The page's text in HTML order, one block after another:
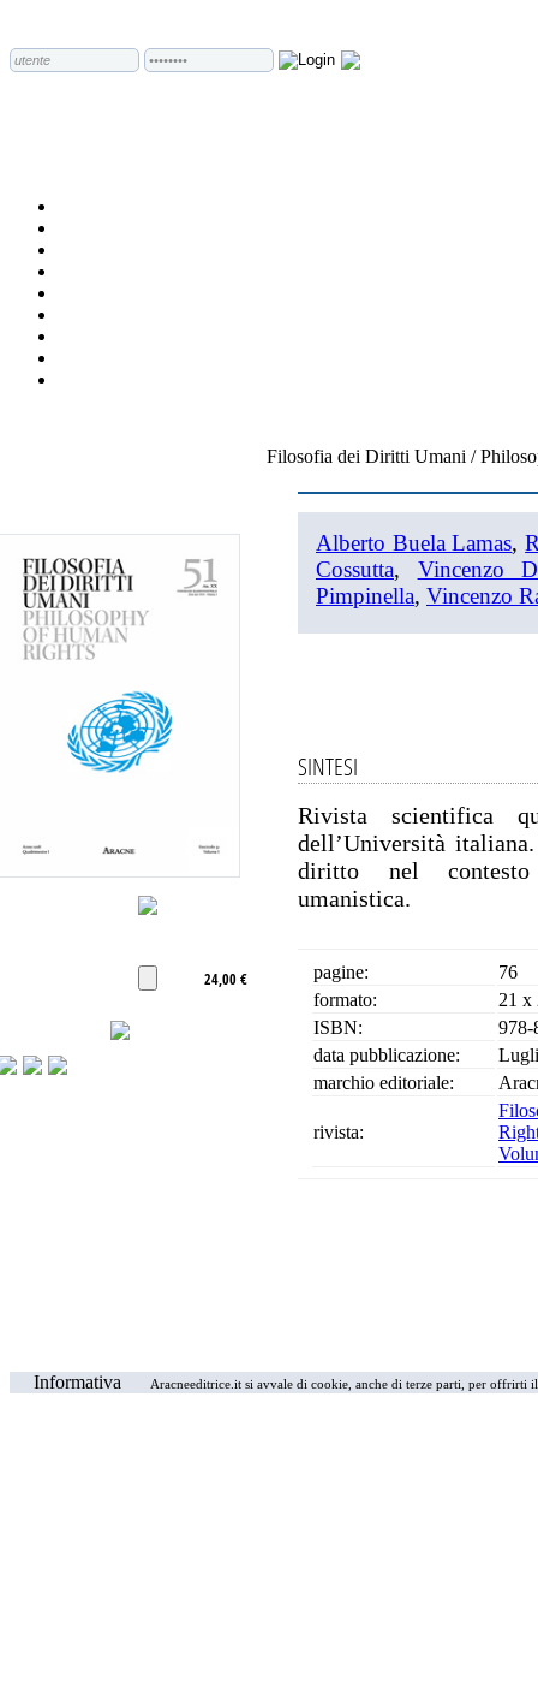
Filosofia dei Diritti Umani /
24,00 €
Alberto Buela Lamas,
Cossutta, Vincenzo
Pimpinella, Vincenzo
SINTESI
Rivista scientifica
dell’Università
diritto nel contesto
umanistica.
pagine:
76
formato:
21 x
ISBN:
978-
data pubblicazione:
marchio editoriale:
rivista:
Informativa Aracneeditrice.it si avvale di cookie, anche di terze parti, per